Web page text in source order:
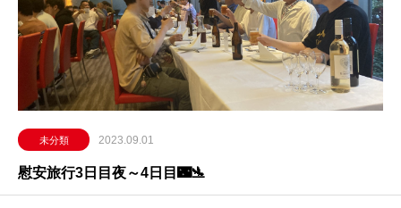
未分類 2023.09.01
慰安旅行3日目夜～4日目🌃🛬